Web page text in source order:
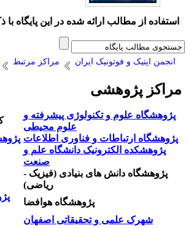
استفاده از مطالب ارائه شده در این پایگاه با
انجمن اپتیک و فوتونیک ایران مراکز مرتبط
پژوهشی
پژوهشگاه علوم و تکنولوژی پیشرفته و
علوم محیطی
پژوهشگاه ارتباطات و فناوری اطلاعات
پژوهشکده الکترونیک دانشگاه علم و
صنعت
پژوهشگاه دانش های بنیادی (فیزیک -
ریاضی)
پژوهشگاه هوافضا
شهرک علمی و تحقیقاتی اصفهان